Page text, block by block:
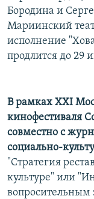
СИБИРЬ.РЕАЛИИ
РАСПИСАНИЕ
ПОДПИШИТЕСЬ
Все сайты
Бородина и
Мариинский
исполнение
продлится до 29
В рамках ХХI
кинофестиваля
совместно с
социально-
"Стратегия
культуре" или
вопросительным